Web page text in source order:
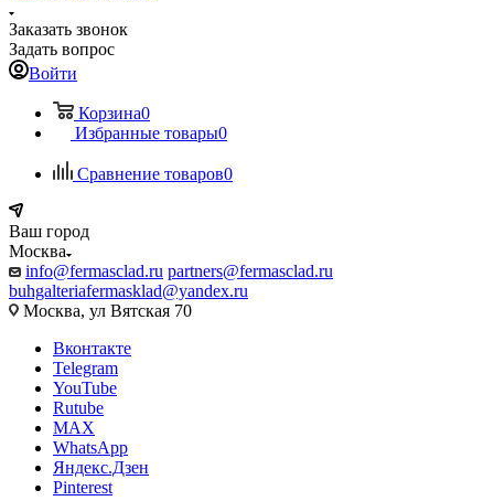
Заказать звонок
Задать вопрос
Войти
Корзина0
Избранные товары0
Сравнение товаров0
Ваш город
Москва
info@fermasclad.ru partners@fermasclad.ru
buhgalteriafermasklad@yandex.ru
Москва, ул Вятская 70
Вконтакте
Telegram
YouTube
Rutube
MAX
WhatsApp
Яндекс.Дзен
Pinterest